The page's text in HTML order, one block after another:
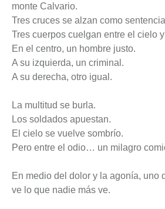
monte Calvario.
Tres cruces se alzan como
Tres cuerpos cuelgan entre el cielo
En el centro, un hombre justo.
A su izquierda, un criminal.
A su derecha, otro igual.
La multitud se burla.
Los soldados apuestan.
El cielo se vuelve sombrío.
Pero entre el odio… un milagro
En medio del dolor y la agonía, uno
ve lo que nadie más ve.